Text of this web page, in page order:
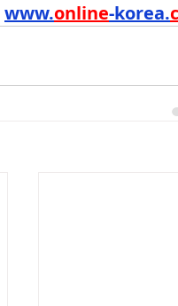
www.online-korea.